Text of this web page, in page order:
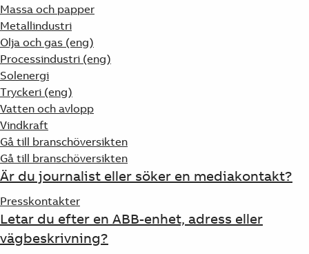
Massa och papper
Metallindustri
Olja och gas (eng)
Processindustri (eng)
Solenergi
Tryckeri (eng)
Vatten och avlopp
Vindkraft
Gå till branschöversikten
Gå till branschöversikten
Är du journalist eller söker en mediakontakt?
Presskontakter
Letar du efter en ABB-enhet, adress eller
vägbeskrivning?